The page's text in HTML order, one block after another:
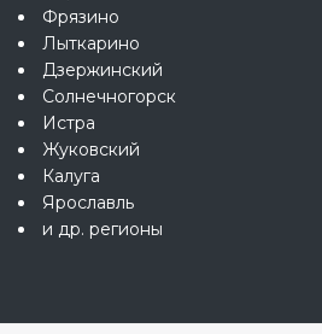
Фрязино
Лыткарино
Дзержинский
Солнечногорск
Истра
Жуковский
Калуга
Ярославль
и др. регионы